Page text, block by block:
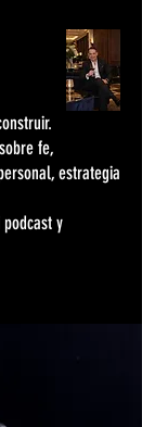
fe,
estrategia
y